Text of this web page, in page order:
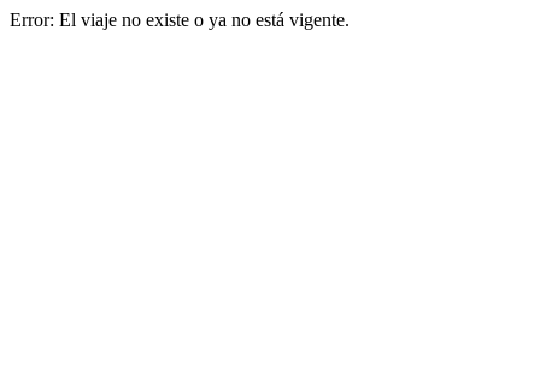
Error: El viaje no existe o ya no está vigente.